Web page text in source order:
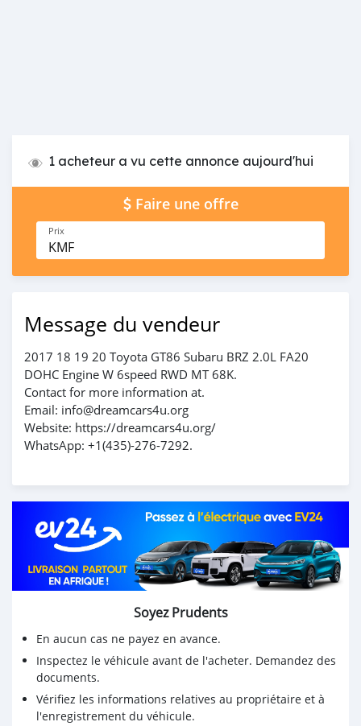
1 acheteur a vu cette annonce aujourd'hui
Faire une offre
Prix
KMF
Message du vendeur
2017 18 19 20 Toyota GT86 Subaru BRZ 2.0L FA20
DOHC Engine W 6speed RWD MT 68K.
Contact for more information at.
Email: info@dreamcars4u.org
Website: https://dreamcars4u.org/
WhatsApp: +1(435)-276-7292.
Soyez Prudents
En aucun cas ne payez en avance.
Inspectez le véhicule avant de l'acheter. Demandez des
documents.
Vérifiez les informations relatives au propriétaire et à
l'enregistrement du véhicule.